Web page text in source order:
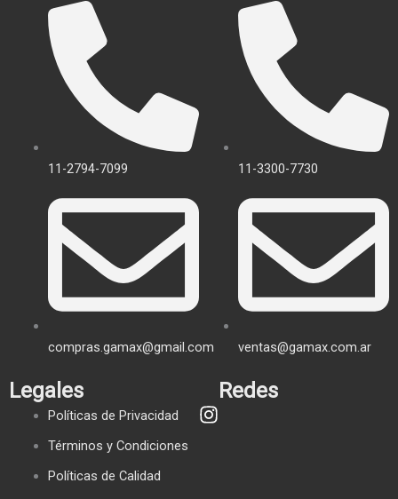
11-2794-7099
compras.gamax@gmail.com
11-3300-7730
ventas@gamax.com.ar
Legales
Políticas de Privacidad
Términos y Condiciones
Políticas de Calidad
Redes